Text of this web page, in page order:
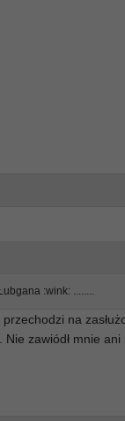
:wink: ........
przechodzi na
Nie zawiódł mnie